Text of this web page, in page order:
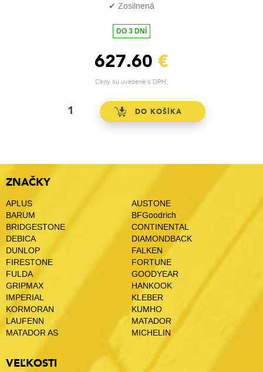
✔ Zosilnená
DO 3 DNÍ
627.60 €
Ceny sú uvedené s DPH.
ZNAČKY
APLUS
AUSTONE
BARUM
BFGoodrich
BRIDGESTONE
CONTINENTAL
DEBICA
DIAMONDBACK
DUNLOP
FALKEN
FIRESTONE
FORTUNE
FULDA
GOODYEAR
GRIPMAX
HANKOOK
IMPERIAL
KLEBER
KORMORAN
KUMHO
LAUFENN
MATADOR
MATADOR AS
MICHELIN
VEĽKOSTI